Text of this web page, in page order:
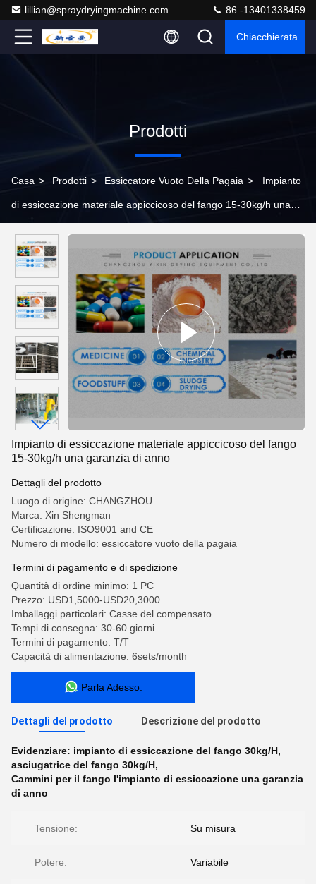
lillian@spraydryingmachine.com 86 -13401338459
Chiacchierata
Prodotti
Casa > Prodotti > Essiccatore Vuoto Della Pagaia > Impianto
di essiccazione materiale appiccicoso del fango 15-30kg/h una
Impianto di essiccazione materiale appiccicoso del fango
15-30kg/h una garanzia di anno
Dettagli del prodotto
Luogo di origine: CHANGZHOU
Marca: Xin Shengman
Certificazione: ISO9001 and CE
Numero di modello: essiccatore vuoto della pagaia
Termini di pagamento e di spedizione
Quantità di ordine minimo: 1 PC
Prezzo: USD1,5000-USD20,3000
Imballaggi particolari: Casse del compensato
Tempi di consegna: 30-60 giorni
Termini di pagamento: T/T
Capacità di alimentazione: 6sets/month
Parla Adesso.
Dettagli del prodotto Descrizione del prodotto
Evidenziare: impianto di essiccazione del fango 30kg/H,
asciugatrice del fango 30kg/H,
Cammini per il fango l'impianto di essiccazione una garanzia
di anno
Tensione: Su misura
Potere: Variabile